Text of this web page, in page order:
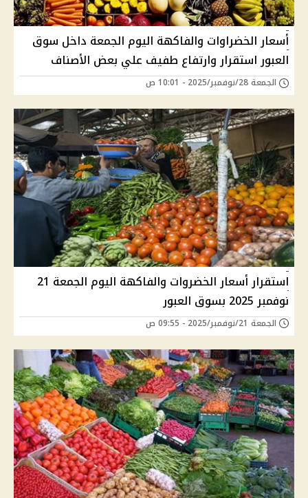
أسعار الخضراوات والفاكهة اليوم الجمعة داخل سوق
العبور استقرار وارتفاع طفيف علي بعض الأصناف
الجمعة 28/نوفمبر/2025 - 10:01 ص
استقرار أسعار الخضروات والفاكهة اليوم الجمعة 21
نوفمبر 2025 بسوق العبور
الجمعة 21/نوفمبر/2025 - 09:55 ص